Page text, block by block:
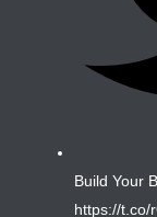
Build Your
https://t.co/